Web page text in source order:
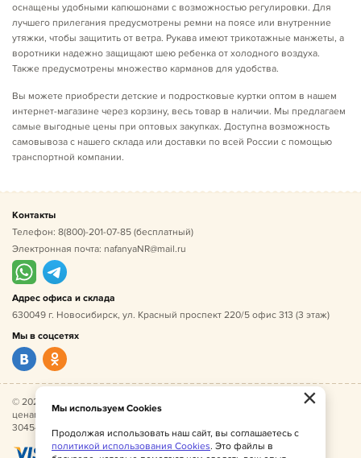
оснащены удобными капюшонами с возможностью регулировки. Для
лучшего прилегания предусмотрены ремни на поясе или внутренние
утяжки, чтобы защитить от ветра. Рукава имеют трикотажные манжеты, а
воротники надежно защищают шею ребенка от холодного воздуха.
Также предусмотрены множество карманов для удобства.
Вы можете приобрести детские и подростковые куртки оптом в нашем
интернет-магазине через корзину, весь товар в наличии. Мы предлагаем
самые выгодные цены при оптовых закупках. Доступна возможность
самовывоза с нашего склада или доставки по всей России с помощью
транспортной компании.
Контакты
Телефон: 8(800)-201-07-85 (бесплатный)
Электронная почта: nafanyaNR@mail.ru
Адрес офиса и склада
630049 г. Новосибирск, ул. Красный проспект 220/5 офис 313 (3 этаж)
Мы в соцсетях
© 2026 Нафаня — оптовые поставки детской одежды по
ценам производителя. ИНН 541005493544, ОГРН
304541027500052.
×
Мы используем Cookies
Продолжая использовать наш сайт, вы соглашаетесь с
политикой использования Cookies. Это файлы в